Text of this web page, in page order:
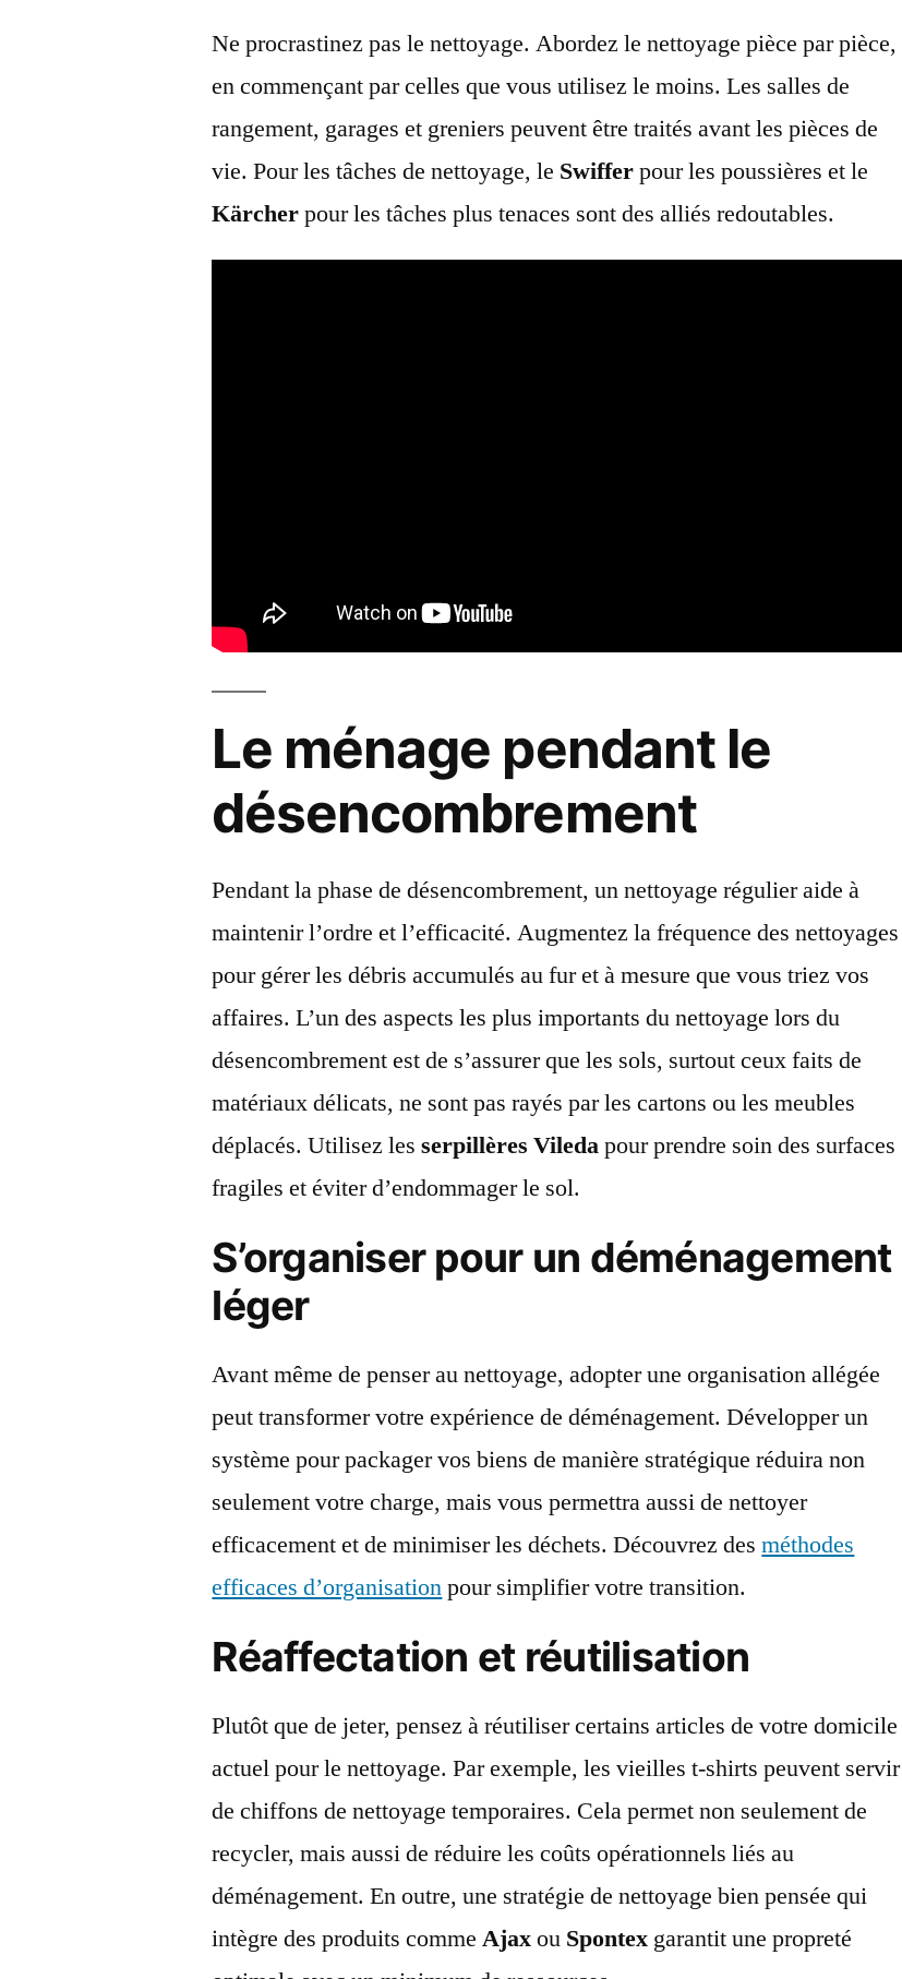
Ne procrastinez pas le nettoyage. Abordez le nettoyage pièce par pièce,
en commençant par celles que vous utilisez le moins. Les salles de
rangement, garages et greniers peuvent être traités avant les pièces de
vie. Pour les tâches de nettoyage, le Swifferpour les poussières et le
Kärcherpour les tâches plus tenaces sont des alliés redoutables.
Le ménage pendant le
désencombrement
Pendant la phase de désencombrement, un nettoyage régulier aide à
maintenir l’ordre et l’efficacité. Augmentez la fréquence des nettoyages
pour gérer les débris accumulés au fur et à mesure que vous triez vos
affaires. L’un des aspects les plus importants du nettoyage lors du
désencombrement est de s’assurer que les sols, surtout ceux faits de
matériaux délicats, ne sont pas rayés par les cartons ou les meubles
déplacés. Utilisez lesserpillères Viledapour prendre soin des surfaces
fragiles et éviter d’endommager le sol.
S’organiser pour un déménagement
léger
Avant même de penser au nettoyage, adopter une organisation allégée
peut transformer votre expérience de déménagement. Développer un
système pour packager vos biens de manière stratégique réduira non
seulement votre charge, mais vous permettra aussi de nettoyer
efficacement et de minimiser les déchets. Découvrez desméthodes
efficaces d’organisationpour simplifier votre transition.
Réaffectation et réutilisation
Plutôt que de jeter, pensez à réutiliser certains articles de votre domicile
actuel pour le nettoyage. Par exemple, les vieilles t-shirts peuvent servir
de chiffons de nettoyage temporaires. Cela permet non seulement de
recycler, mais aussi de réduire les coûts opérationnels liés au
déménagement. En outre, une stratégie de nettoyage bien pensée qui
intègre des produits commeAjaxou Spontex garantit une propreté